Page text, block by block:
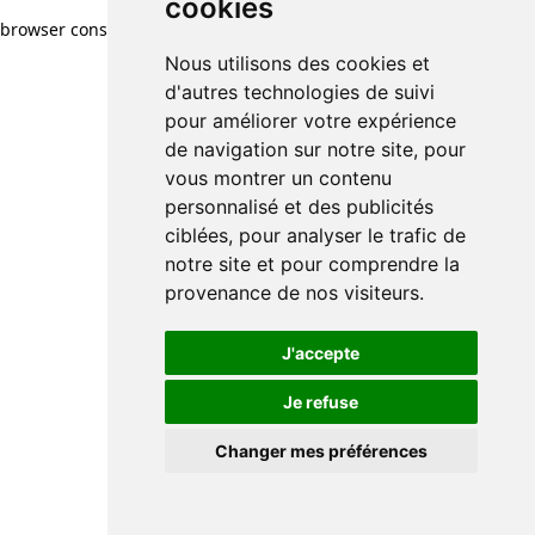
cookies
Nous utilisons des cookies et
d'autres technologies de suivi
pour améliorer votre expérience
de navigation sur notre site, pour
vous montrer un contenu
personnalisé et des publicités
ciblées, pour analyser le trafic de
notre site et pour comprendre la
provenance de nos visiteurs.
J'accepte
Je refuse
Changer mes préférences
browser console for more information)